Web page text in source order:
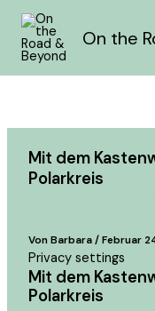
Zum
Inhalt
springen
On the
Mit dem
Polarkreis
VonBarbara/Februar
Privacy settings
Mit dem
Polarkreis